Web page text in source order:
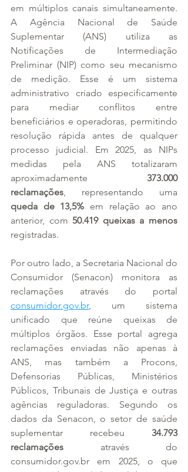
em múltiplos canais simultaneamente.
A Agência Nacional de Saúde
Suplementar (ANS) utiliza as
Notificações de Intermediação
Preliminar (NIP) como seu mecanismo
de medição. Esse é um sistema
administrativo criado especificamente
para mediar conflitos entre
beneficiários e operadoras, permitindo
resolução rápida antes de qualquer
processo judicial. Em 2025, as NIPs
medidas pela ANS totalizaram
aproximadamente 373.000
reclamações
queda de 13,5% em relação ao ano
anterior, com 50.419 queixas a menos
registradas.
Por outro lado, a Secretaria Nacional do
Consumidor (Senacon) monitora as
consumidor.gov.br, um sistema
unificado que reúne queixas de
múltiplos órgãos. Esse portal agrega
reclamações enviadas não apenas à
ANS, mas também a Procons,
Defensorias Públicas, Ministérios
Públicos, Tribunais de Justiça e outras
agências reguladoras. Segundo os
dados da Senacon, o setor de saúde
suplementar recebeu 34.793
reclamações através do
consumidor.gov.br em 2025, o que